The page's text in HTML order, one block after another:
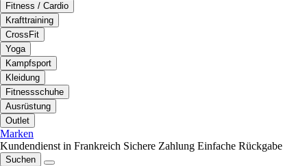
Fitness / Cardio
Krafttraining
CrossFit
Yoga
Kampfsport
Kleidung
Fitnessschuhe
Ausrüstung
Outlet
Marken
Kundendienst in Frankreich Sichere Zahlung Einfache Rückgabe
Suchen